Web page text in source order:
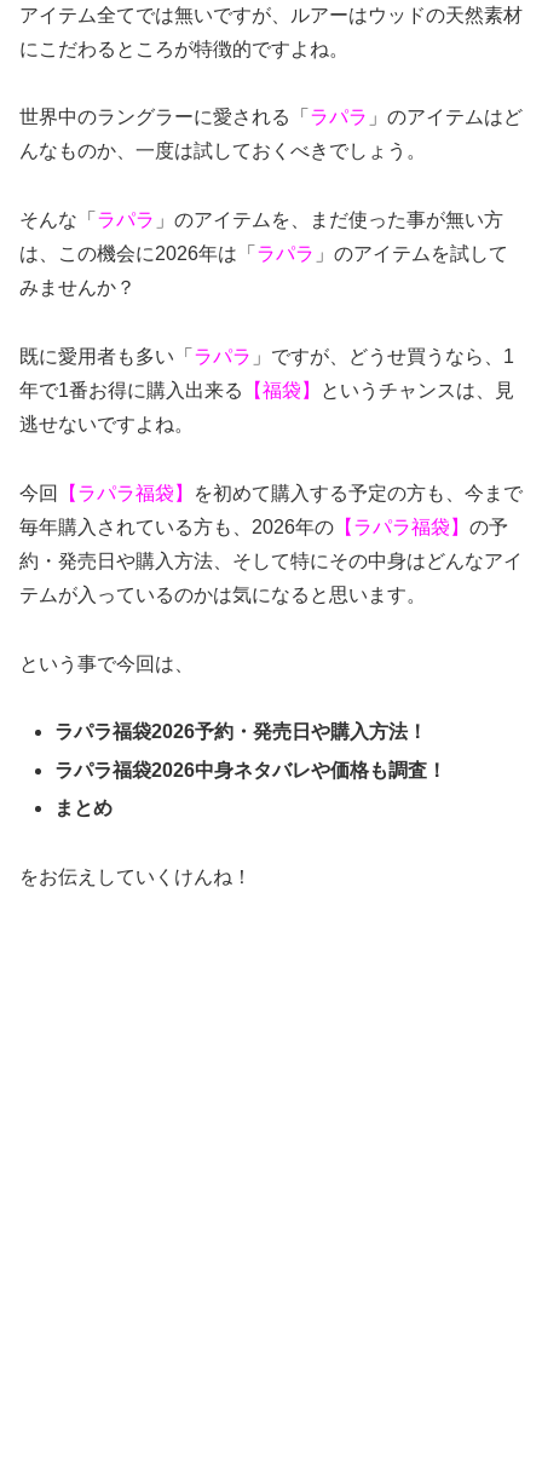
アイテム全てでは無いですが、ルアーはウッドの天然素材
にこだわるところが特徴的ですよね。
世界中のラングラーに愛される「 ラパラ 」のアイテムはど
んなものか、一度は試しておくべきでしょう。
そんな「 ラパラ 」のアイテムを、まだ使った事が無い方
は、この機会に2026年は「 ラパラ 」のアイテムを試して
みませんか？
既に愛用者も多い「 ラパラ 」ですが、どうせ買うなら、1
年で1番お得に購入出来る
【福袋】
というチャンスは、見
逃せないですよね。
今回 【ラパラ福袋】
を初めて購入する予定の方も、今まで
毎年購入されている方も、2026年の 【ラパラ福袋】 の予
約・発売日や購入方法、そして特にその中身はどんなアイ
テムが入っているのかは気になると思います。
という事で今回は、
ラパラ福袋2026予約・発売日や購入方法！
ラパラ福袋2026中身ネタバレや価格も調査！
まとめ
をお伝えしていくけんね！